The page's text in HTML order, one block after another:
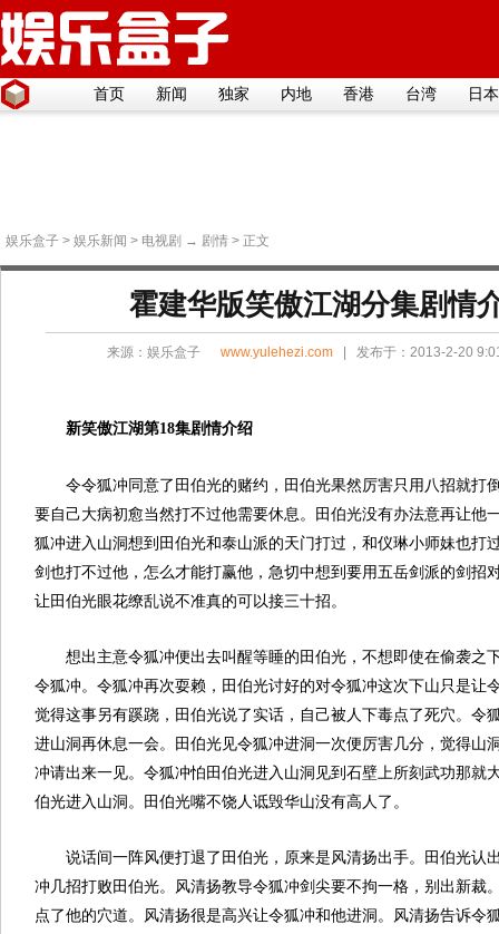
首页 新闻 独家 内地 香港 台湾 日本
娱乐盒子 > 娱乐新闻 > 电视剧 → 剧情 > 正文
霍建华版笑傲江湖分集剧情
来源： 娱乐盒子 www.yulehezi.com | 发布于：2013-2-20
新笑傲江湖第18集剧情介绍
令令狐冲同意了田伯光的赌约，田伯光果然厉害只用八招就打
要自己大病初愈当然打不过他需要休息。田伯光没有办法意再让他
狐冲进入山洞想到田伯光和泰山派的天门打过，和仪琳小师妹也打
剑也打不过他，怎么才能打赢他，急切中想到要用五岳剑派的剑招
让田伯光眼花缭乱说不准真的可以接三十招。
想出主意令狐冲便出去叫醒等睡的田伯光，不想即使在偷袭之
令狐冲。令狐冲再次耍赖，田伯光讨好的对令狐冲这次下山只是让
觉得这事另有蹊跷，田伯光说了实话，自己被人下毒点了死穴。令
进山洞再休息一会。田伯光见令狐冲进洞一次便厉害几分，觉得山
冲请出来一见。令狐冲怕田伯光进入山洞见到石壁上所刻武功那就
伯光进入山洞。田伯光嘴不饶人诋毁华山没有高人了。
说话间一阵风便打退了田伯光，原来是风清扬出手。田伯光认
冲几招打败田伯光。风清扬教导令狐冲剑尖要不拘一格，别出新裁
点了他的穴道。风清扬很是高兴让令狐冲和他进洞。风清扬告诉令